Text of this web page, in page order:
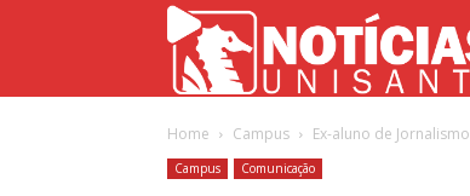
Home Campus Ex-aluno de
Campus Comunicação